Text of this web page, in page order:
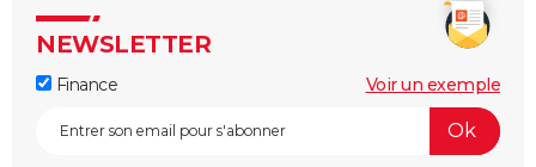
NEWSLETTER
Finance Voir un exemple